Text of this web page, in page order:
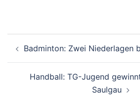
Badminton: Zwei Niederlagen
Handball: TG-Jugend
Saulgau